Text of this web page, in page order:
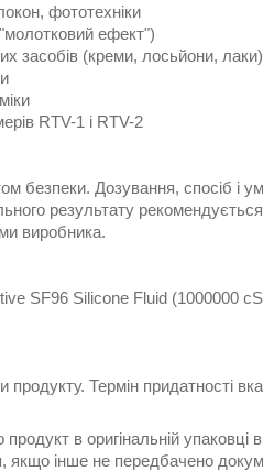
фототехніки
ефект")
засобів (креми, лосьйони, лаки)
RTV-1 і RTV-2
безпеки. Дозування, спосіб і
результату
виробника.
SF96 Silicone Fluid (1000000
продукту. Термін придатності
продукт в оригінальній
якщо інше не передбачено